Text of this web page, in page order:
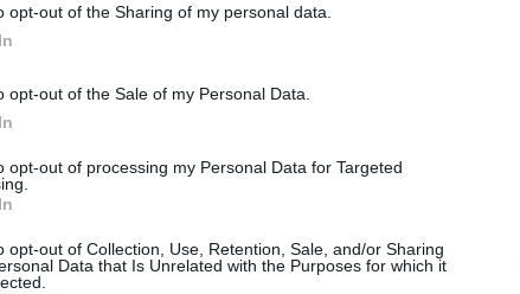
opt-out of the Sharing of my personal data.
opt-out of the Sale of my Personal Data.
opt-out of processing my Personal Data for Targeted
opt-out of Collection, Use, Retention, Sale, and/or Sharing
Data that Is Unrelated with the Purposes for which it